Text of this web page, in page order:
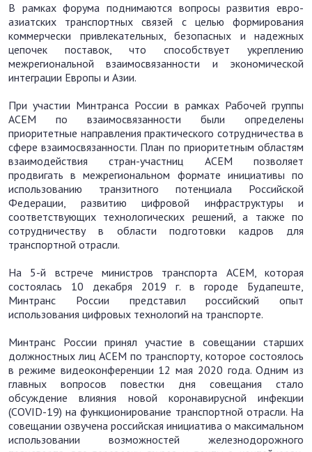
В рамках форума поднимаются вопросы развития евро-
азиатских транспортных связей с целью формирования
коммерчески привлекательных, безопасных и надежных
цепочек поставок, что способствует укреплению
межрегиональной взаимосвязанности и экономической
интеграции Европы и Азии.
При участии Минтранса России в рамках Рабочей группы
АСЕМ по взаимосвязанности были определены
приоритетные направления практического сотрудничества в
сфере взаимосвязанности. План по приоритетным областям
взаимодействия стран-участниц АСЕМ позволяет
продвигать в межрегиональном формате инициативы по
использованию транзитного потенциала Российской
Федерации, развитию цифровой инфраструктуры и
соответствующих технологических решений, а также по
сотрудничеству в области подготовки кадров для
транспортной отрасли.
На 5-й встрече министров транспорта АСЕМ, которая
состоялась 10 декабря 2019 г. в городе Будапеште,
Минтранс России представил российский опыт
использования цифровых технологий на транспорте.
Минтранс России принял участие в совещании старших
должностных лиц АСЕМ по транспорту, которое состоялось
в режиме видеоконференции 12 мая 2020 года. Одним из
главных вопросов повестки дня совещания стало
обсуждение влияния новой коронавирусной инфекции
(COVID-19) на функционирование транспортной отрасли. На
совещании озвучена российская инициатива о максимальном
использовании возможностей железнодорожного